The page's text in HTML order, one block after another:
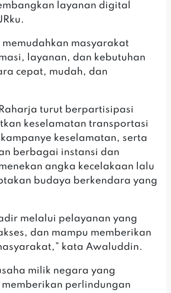
layanan digital
masyarakat
layanan, dan kebutuhan
cepat, mudah, dan
turut berpartisipasi
keselamatan transportasi
keselamatan, serta
berbagai instansi dan
angka kecelakaan lalu
budaya berkendara yang
melalui pelayanan yang
dan mampu memberikan
kata Awaluddin.
milik negara yang
perlindungan